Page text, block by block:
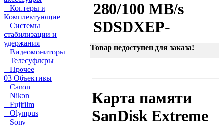
Коптеры и
Комплектующие
Системы
стабилизации и
удержания
Видеомониторы
Телесуфлеры
Прочее
03 Объективы
Canon
Nikon
Fujifilm
Olympus
Sony
280/100 MB/s
SDSDXEP-
Товар недоступен для заказа!
Карта памяти
SanDisk Extreme